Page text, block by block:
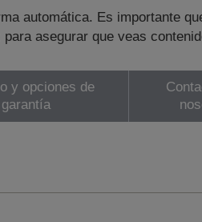
automática. Es importante
asegurar que veas
y opciones de
garantía